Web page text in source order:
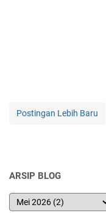
Postingan Lebih Baru
ARSIP BLOG